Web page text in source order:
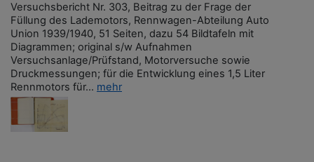
Versuchsbericht Nr. 303, Beitrag zu der Frage der
Füllung des Lademotors, Rennwagen-Abteilung Auto
Union 1939/1940, 51 Seiten, dazu 54 Bildtafeln mit
Diagrammen; original s/w Aufnahmen
Versuchsanlage/Prüfstand, Motorversuche sowie
Druckmessungen; für die Entwicklung eines 1,5 Liter
Rennmotors für... mehr